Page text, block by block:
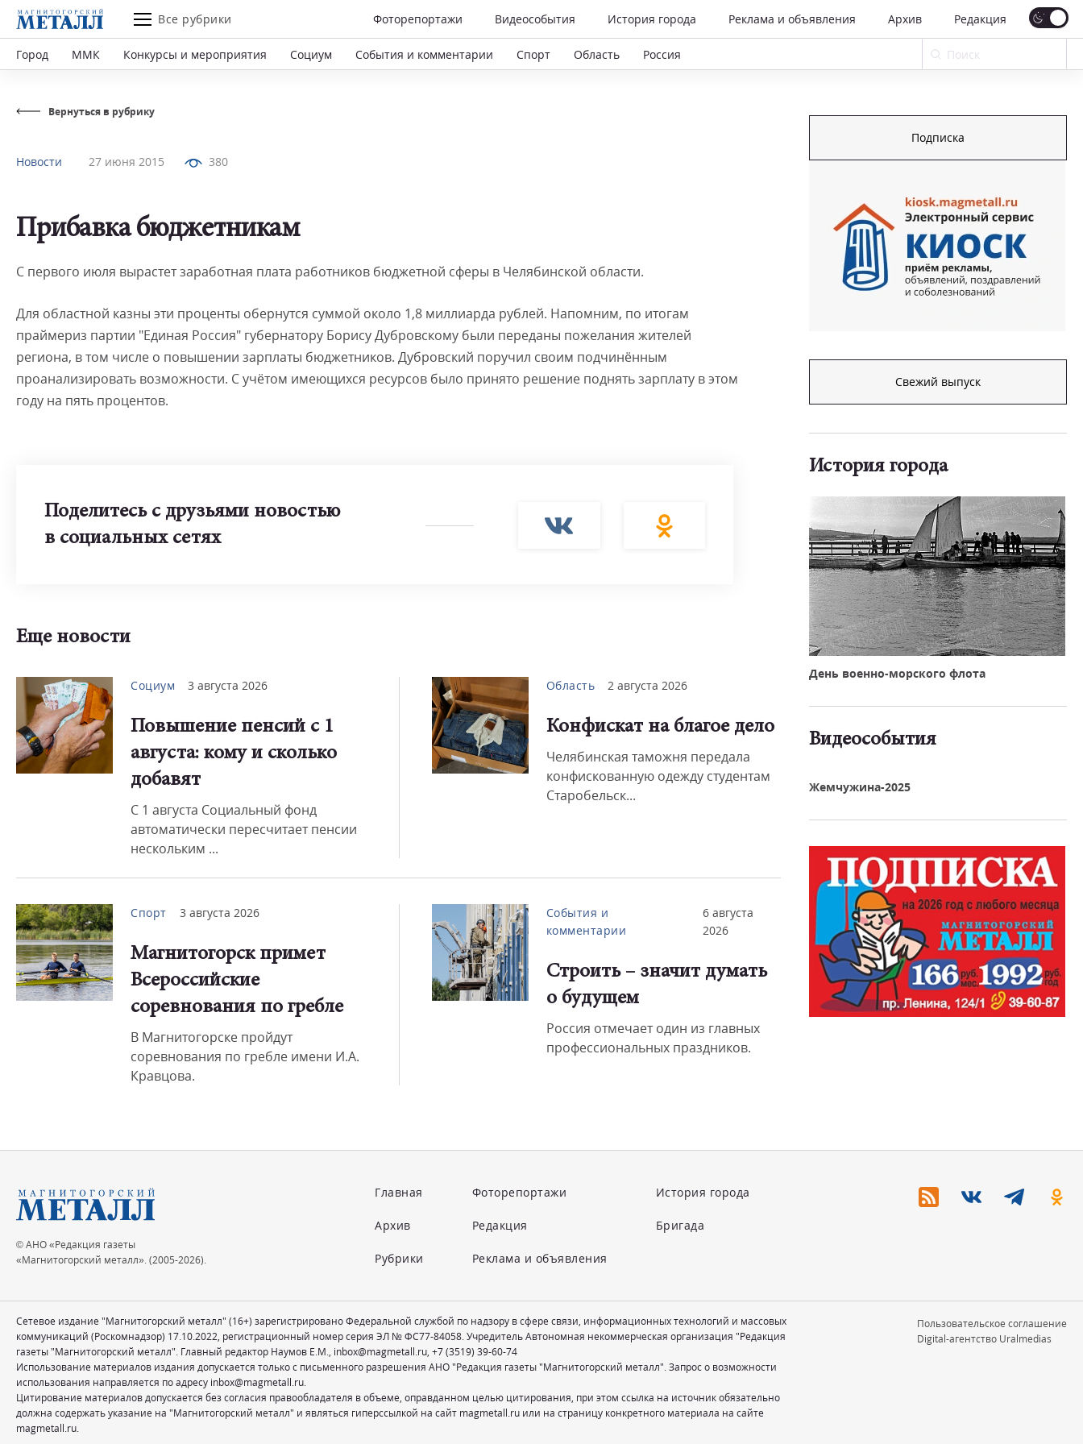
Все рубрики Фоторепортажи Видеособытия История города Реклама и объявления Архив Редакция
Город ММК Конкурсы и мероприятия Социум События и комментарии Спорт Область Россия
Вернуться в рубрику
Новости 27 июня 2015 380
Прибавка бюджетникам
С первого июля вырастет заработная плата работников бюджетной сферы в Челябинской области.
Для областной казны эти проценты обернутся суммой около 1,8 миллиарда рублей. Напомним, по итогам
праймериз партии "Единая Россия" губернатору Борису Дубровскому были переданы пожелания жителей
региона, в том числе о повышении зарплаты бюджетников. Дубровский поручил своим подчинённым
проанализировать возможности. С учётом имеющихся ресурсов было принято решение поднять зарплату в этом
году на пять процентов.
Поделитесь с друзьями новостью
в социальных сетях
Еще новости
Социум 3 августа 2026
Повышение пенсий с 1
августа: кому и сколько
добавят
С 1 августа Социальный фонд
автоматически пересчитает пенсии
нескольким ...
Область 2 августа 2026
Конфискат на благое дело
Челябинская таможня передала
конфискованную одежду студентам
Старобельск...
Спорт 3 августа 2026
Магнитогорск примет
Всероссийские
соревнования по гребле
В Магнитогорске пройдут
соревнования по гребле имени И.А.
Кравцова.
События и
комментарии
6 августа
2026
Строить – значит думать
о будущем
Россия отмечает один из главных
профессиональных праздников.
Подписка
Свежий выпуск
История города
День военно-морского флота
Видеособытия
Смотреть видео
Жемчужина-2025
© АНО «Редакция газеты
«Магнитогорский металл». (2005-2026).
Главная
Архив
Рубрики
Фоторепортажи
Редакция
Реклама и объявления
История города
Бригада
Сетевое издание "Магнитогорский металл" (16+) зарегистрировано Федеральной службой по надзору в сфере связи, информационных технологий и массовых
коммуникаций (Роскомнадзор) 17.10.2022, регистрационный номер серия ЭЛ № ФС77-84058. Учредитель Автономная некоммерческая организация "Редакция
газеты "Магнитогорский металл". Главный редактор Наумов Е.М., inbox@magmetall.ru, +7 (3519) 39-60-74
Использование материалов издания допускается только с письменного разрешения АНО "Редакция газеты "Магнитогорский металл". Запрос о возможности
использования направляется по адресу inbox@magmetall.ru.
Цитирование материалов допускается без согласия правообладателя в объеме, оправданном целью цитирования, при этом ссылка на источник обязательно
должна содержать указание на "Магнитогорский металл" и являться гиперссылкой на сайт magmetall.ru или на страницу конкретного материала на сайте
magmetall.ru.
Пользовательское соглашение
Digital-агентство Uralmedias